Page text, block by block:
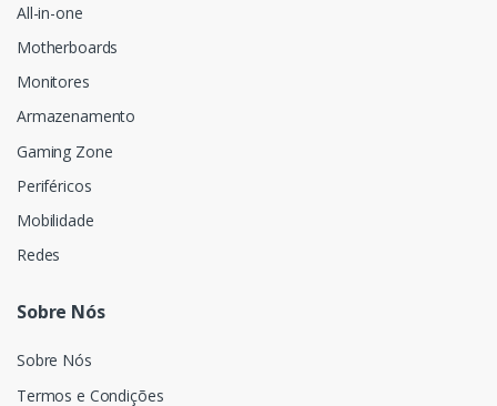
All-in-one
Motherboards
Monitores
Armazenamento
Gaming Zone
Periféricos
Mobilidade
Redes
Sobre Nós
Sobre Nós
Termos e Condições